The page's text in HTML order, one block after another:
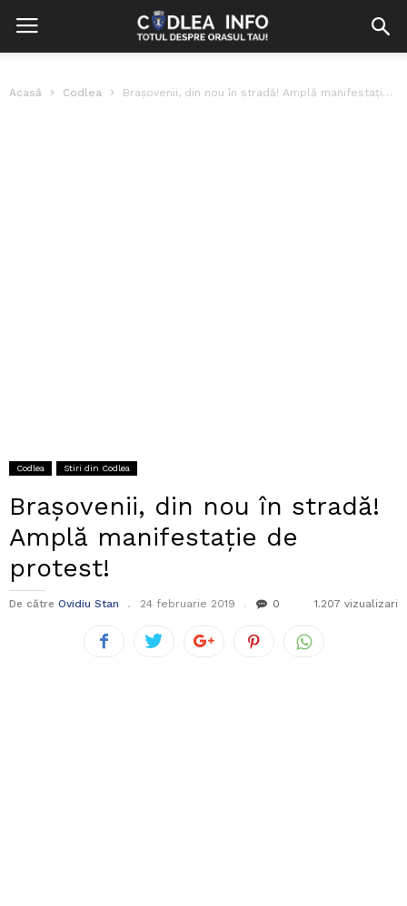
Acasă Codlea Brașovenii, din nou în stradă! Amplă manifestație de protest!
Codlea Stiri din Codlea
Brașovenii, din nou în stradă!
Amplă manifestație de
protest!
De către Ovidiu Stan 24 februarie 2019 0 1.207 vizualizari